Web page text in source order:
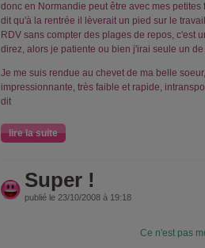
donc en Normandie peut être avec mes
dit qu'à la rentrée il lèverait un pied sur le
RDV sans compter des plages de repos, c'est
direz, alors je patiente ou bien j'irai seule un
Je me suis rendue au chevet de ma belle
impressionnante, très faible et rapide,
dit
lire la suite
Super !
publié le 23/10/2008 à 19:18
Ce n'est pas